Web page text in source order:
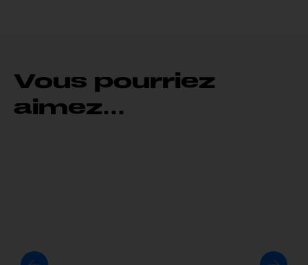
Vous pourriez
aimez...